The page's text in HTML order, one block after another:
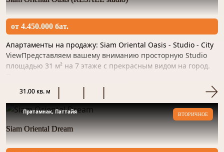
от 4.450.000 бат.
Апартаменты на продажу: Siam Oriental Oasis - Studio - City
ViewПредставляем вашему вниманию просторную Studio
площадью 31 м² на 7 этаже с прекрасным видом на город.
31.00 кв. м
Пратамнак, Паттайя ВТОРИЧНОЕ
Siam Oriental Dream